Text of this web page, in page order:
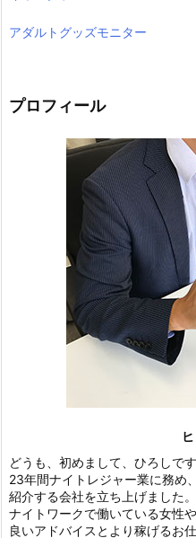
アダルトグッズモニター
プロフィール
どうも、初めまして、ひろしです
23年間ナイトレジャー業に務め
紹介する会社を立ち上げました。
ナイトワークで働いている女性
良いアドバイスとより稼げるお